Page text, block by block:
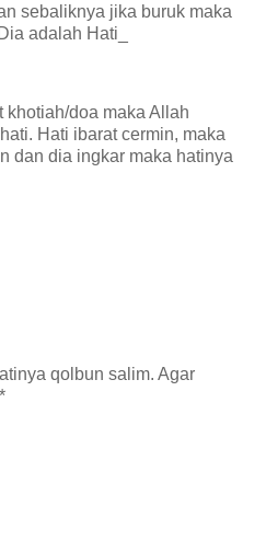
sebaliknya jika buruk maka
adalah Hati_
khotiah/doa maka Allah
Hati ibarat cermin, maka
dan dia ingkar maka hatinya
qolbun salim. Agar